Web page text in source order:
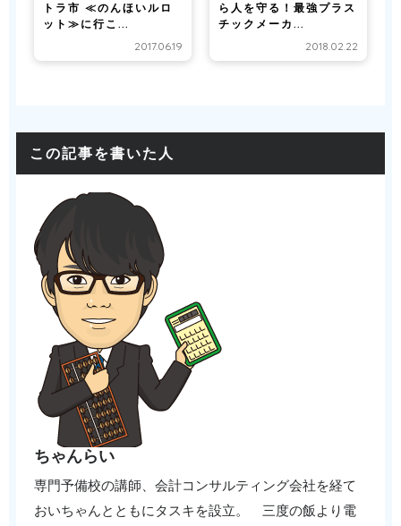
トラ市 ≪のんほいルロ
ット≫に行こ...
2017.06.19
ら人を守る！最強プラス
チックメーカ...
2018.02.22
この記事を書いた人
ちゃんらい
専門予備校の講師、会計コンサルティング会社を経て
おいちゃんとともにタスキを設立。 三度の飯より電